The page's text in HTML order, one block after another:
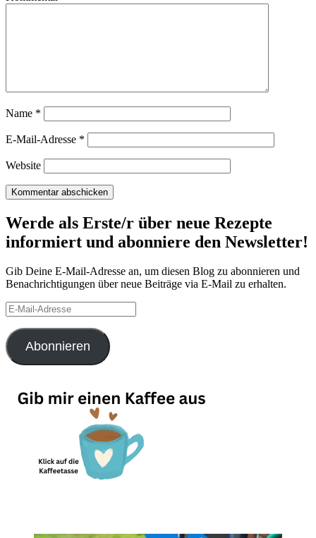
Name *
E-Mail-Adresse *
Website
Werde als Erste/r über neue Rezepte
informiert und abonniere den Newsletter!
Gib Deine E-Mail-Adresse an, um diesen Blog zu abonnieren und
Benachrichtigungen über neue Beiträge via E-Mail zu erhalten.
E-
Mail-
Adresse
Abonnieren